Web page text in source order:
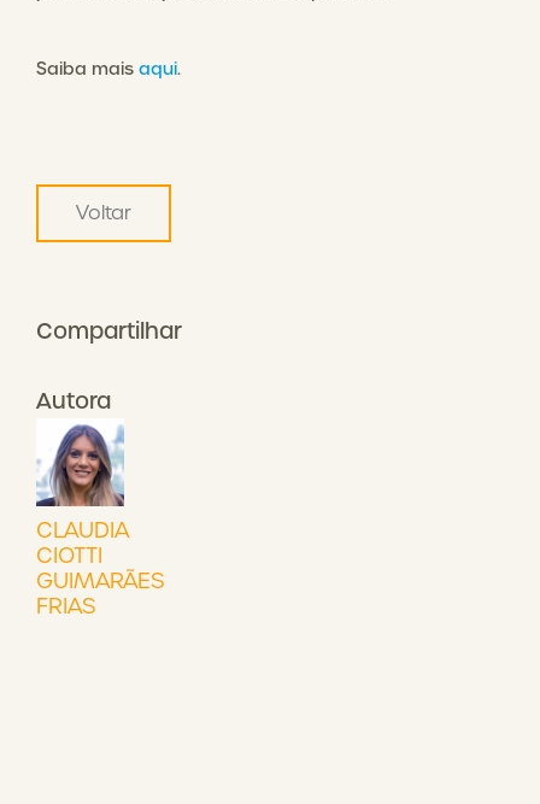
Saiba mais aqui.
Voltar
Compartilhar
Autora
CLAUDIA
CIOTTI
GUIMARÃES
FRIAS